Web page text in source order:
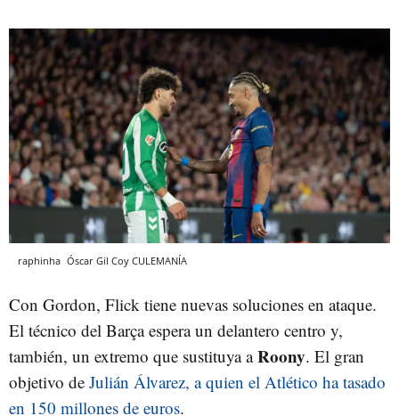
raphinha Óscar Gil Coy CULEMANÍA
Con Gordon, Flick tiene nuevas soluciones en ataque.
El técnico del Barça espera un delantero centro y,
también, un extremo que sustituya aRoony. El gran
objetivo de Julián Álvarez, a quien el Atlético ha tasado
en 150 millones de euros.